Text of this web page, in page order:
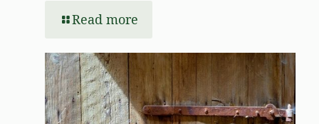
Read more